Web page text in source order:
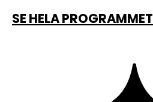
SE HELA PROGRAMMET